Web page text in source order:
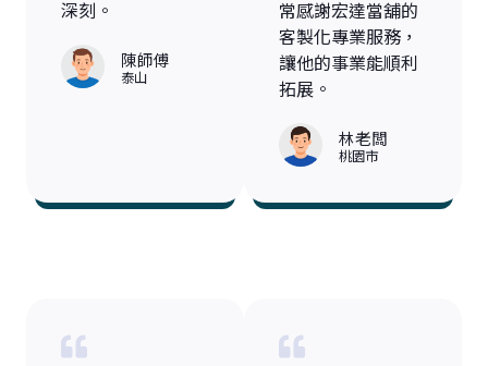
深刻。
陳師傅
泰山
常感謝宏達當舖的
客製化專業服務，
讓他的事業能順利
拓展。
林老闆
桃園市